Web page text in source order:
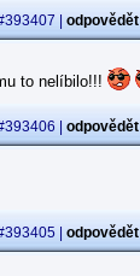
| odpovědět
to nelíbilo!!!
| odpovědět
| odpovědět